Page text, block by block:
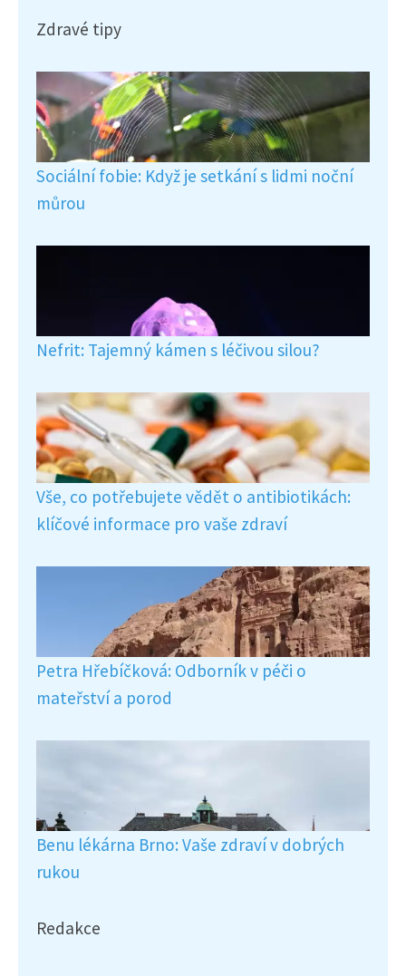
Zdravé tipy
Sociální fobie: Když je setkání s lidmi noční
můrou
Nefrit: Tajemný kámen s léčivou silou?
Vše, co potřebujete vědět o antibiotikách:
klíčové informace pro vaše zdraví
Petra Hřebíčková: Odborník v péči o
mateřství a porod
Benu lékárna Brno: Vaše zdraví v dobrých
rukou
Redakce